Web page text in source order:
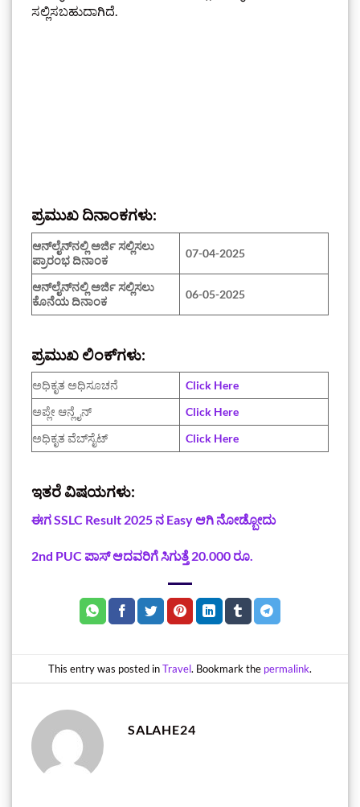
ಸಲ್ಲಿಸಬಹುದಾಗಿದೆ.
ಪ್ರಮುಖ ದಿನಾಂಕಗಳು:
ಆನ್‌ಲೈನ್‌ನಲ್ಲಿ ಅರ್ಜಿ ಸಲ್ಲಿಸಲು
ಪ್ರಾರಂಭ ದಿನಾಂಕ
07-04-2025
ಆನ್‌ಲೈನ್‌ನಲ್ಲಿ ಅರ್ಜಿ ಸಲ್ಲಿಸಲು
ಕೊನೆಯ ದಿನಾಂಕ
06-05-2025
ಪ್ರಮುಖ ಲಿಂಕ್‌ಗಳು:
ಅಧಿಕೃತ ಅಧಿಸೂಚನೆ
Click Here
ಅಪ್ಲೇ ಆನ್ಲೈನ್
Click Here
ಅಧಿಕೃತ ವೆಬ್‌ಸೈಟ್
Click Here
ಇತರೆ ವಿಷಯಗಳು:
ಈಗ SSLC Result 2025 ನ Easy ಆಗಿ ನೋಡ್ಬೋದು
2nd PUC ಪಾಸ್‌ ಆದವರಿಗೆ ಸಿಗುತ್ತೆ 20.000 ರೂ.
This entry was posted inTravel. Bookmark the permalink.
SALAHE24